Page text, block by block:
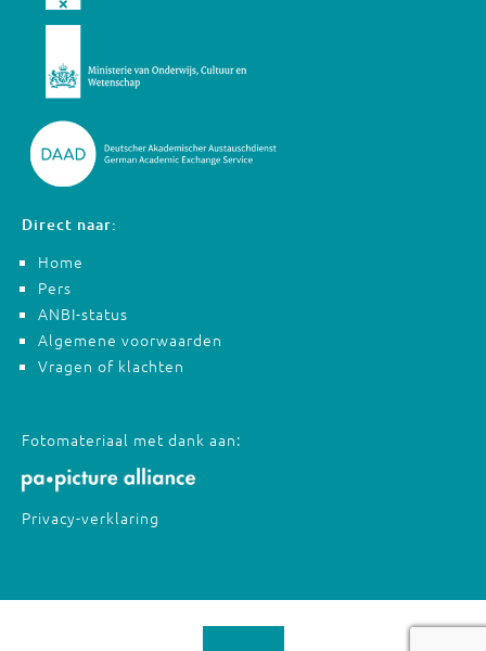
Direct naar:
Home
Pers
ANBI-status
Algemene voorwaarden
Vragen of klachten
Fotomateriaal met dank aan:
Privacy-verklaring